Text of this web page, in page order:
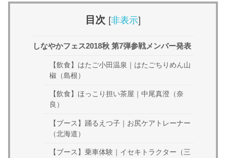
目次 [非表示]
しなやかフェス2018秋 第7弾参戦メンバー発表
【飲食】はたご小田温泉｜はたごちりめん山
椒（島根）
【飲食】ほっこり担い茶屋｜中尾真澄（奈
良）
【ブース】踊るえつ子｜お尻ケアトレーナー
（北海道）
【ブース】乗車体験｜イセキトラクター（三